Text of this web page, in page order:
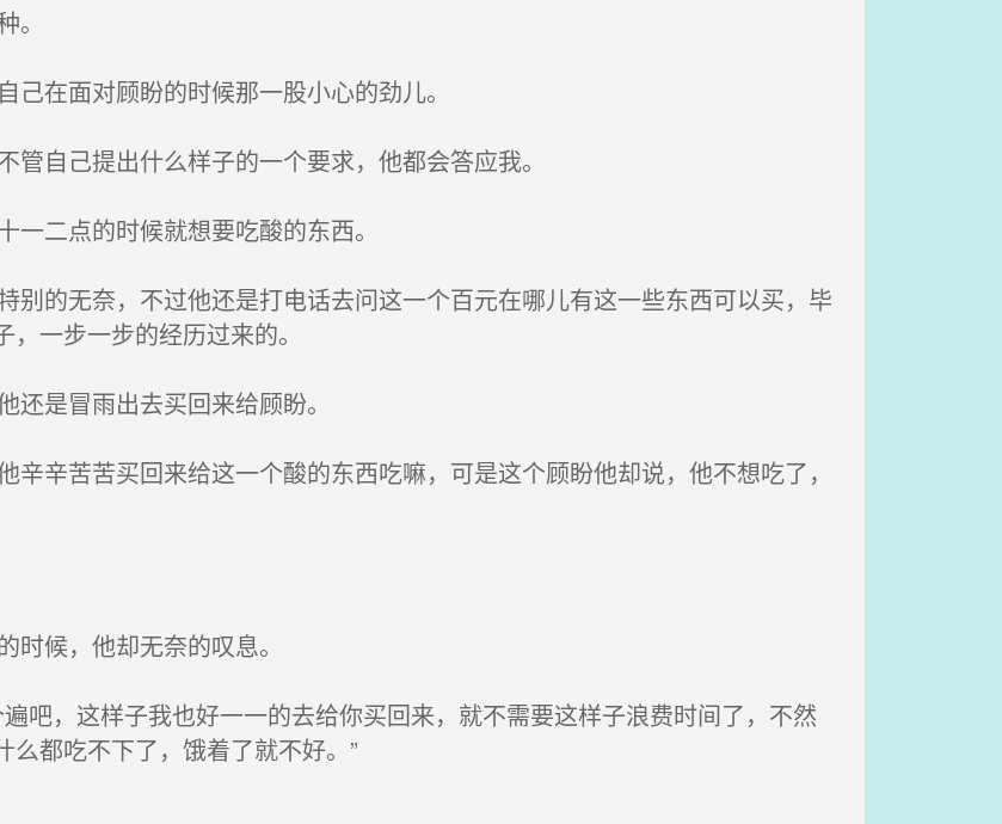
在面对顾盼的时候那一股小心的劲儿。
自己提出什么样子的一个要求，他都会答应我。
二点的时候就想要吃酸的东西。
的无奈，不过他还是打电话去问这一个百元在哪儿有这一些东西可以买，毕
一步一步的经历过来的。
是冒雨出去买回来给顾盼。
辛苦苦买回来给这一个酸的东西吃嘛，可是这个顾盼他却说，他不想吃了，
候，他却无奈的叹息。
吧，这样子我也好一一的去给你买回来，就不需要这样子浪费时间了，不然
都吃不下了，饿着了就不好。”